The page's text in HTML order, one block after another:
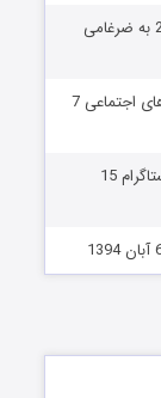
نامه فرناندا لیما مجری قرعه‌کشی جام جهانی 2014 به ضرغامی
پیامک های خنده دار و شوخی های باحال شبکه های اجتماعی 7
شوخی های خنده دار فیسبوکی و جملات طنز اینستاگرام 15